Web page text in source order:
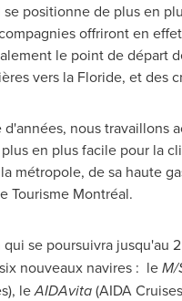
se positionne de plus en
offriront en
le point de départ
vers la Floride, et des
d'années, nous
en plus facile pour la
métropole, de sa haute
Tourisme Montréal.
se poursuivra jusqu'au
nouveaux navires : leM/
leAIDAvita(AIDA